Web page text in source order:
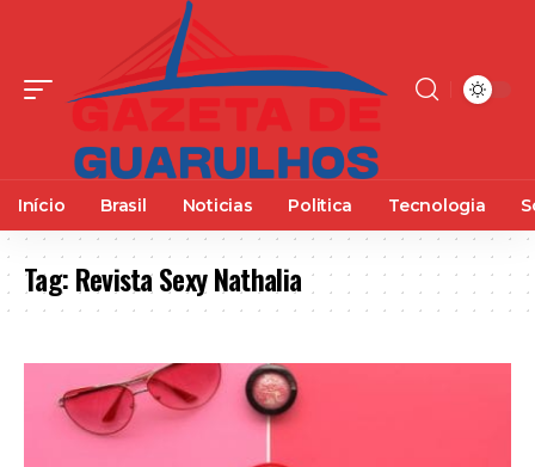
Início Brasil Noticias Politica Tecnologia
Tag:Revista Sexy Nathalia